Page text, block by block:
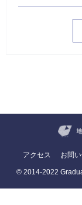
アクセス お問
© 2014-2022